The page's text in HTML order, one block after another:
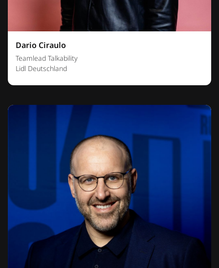
Dario Ciraulo
Teamlead Talkability
Lidl Deutschland